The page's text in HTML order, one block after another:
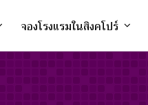
จองโรงแรมในสิงคโปร์